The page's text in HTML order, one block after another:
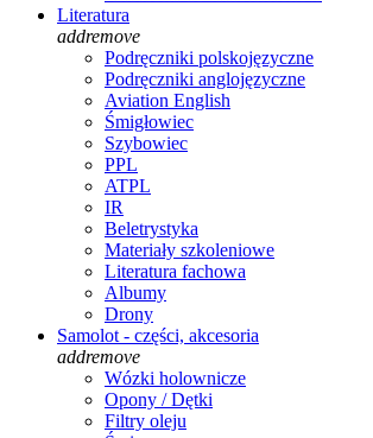
Literatura
addremove
Podręczniki polskojęzyczne
Podręczniki anglojęzyczne
Aviation English
Śmigłowiec
Szybowiec
PPL
ATPL
IR
Beletrystyka
Materiały szkoleniowe
Literatura fachowa
Albumy
Drony
Samolot - części, akcesoria
addremove
Wózki holownicze
Opony / Dętki
Filtry oleju